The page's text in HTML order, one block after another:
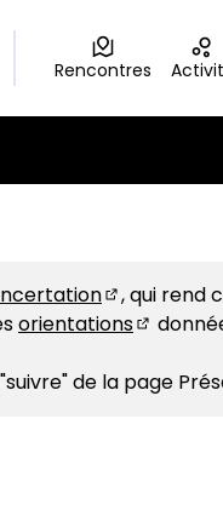
Rencontres
(S'ouvre
, qui rend
orientations
de la page